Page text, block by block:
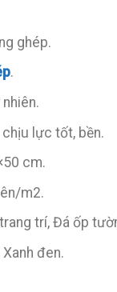
ghép.
.
lực tốt, bền.
cm.
m2.
trí, Đá ốp
đen.